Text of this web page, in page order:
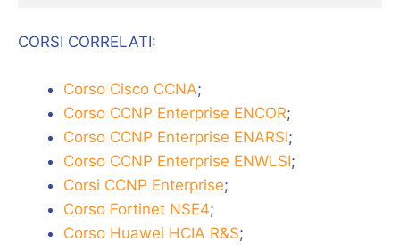
CORSI CORRELATI:
Corso Cisco CCNA;
Corso CCNP Enterprise ENCOR;
Corso CCNP Enterprise ENARSI;
Corso CCNP Enterprise ENWLSI;
Corsi CCNP Enterprise;
Corso Fortinet NSE4;
Corso Huawei HCIA R&S;